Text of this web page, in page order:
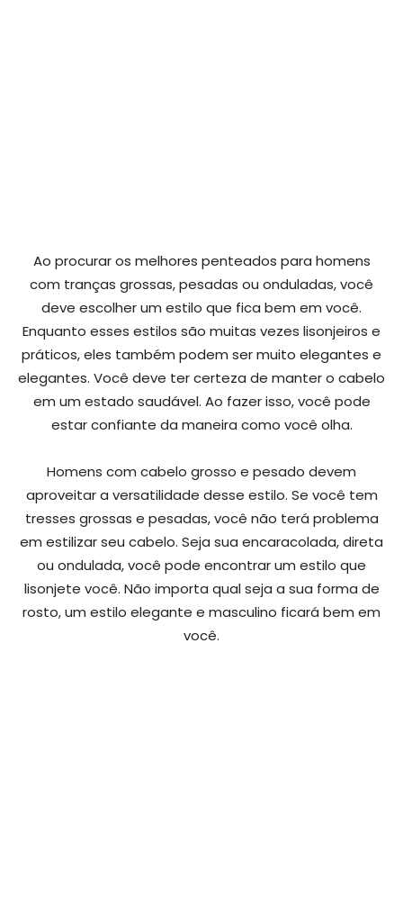
Ao procurar os melhores penteados para homens
com tranças grossas, pesadas ou onduladas, você
deve escolher um estilo que fica bem em você.
Enquanto esses estilos são muitas vezes lisonjeiros e
práticos, eles também podem ser muito elegantes e
elegantes. Você deve ter certeza de manter o cabelo
em um estado saudável. Ao fazer isso, você pode
estar confiante da maneira como você olha.
Homens com cabelo grosso e pesado devem
aproveitar a versatilidade desse estilo. Se você tem
tresses grossas e pesadas, você não terá problema
em estilizar seu cabelo. Seja sua encaracolada, direta
ou ondulada, você pode encontrar um estilo que
lisonjete você. Não importa qual seja a sua forma de
rosto, um estilo elegante e masculino ficará bem em
você.